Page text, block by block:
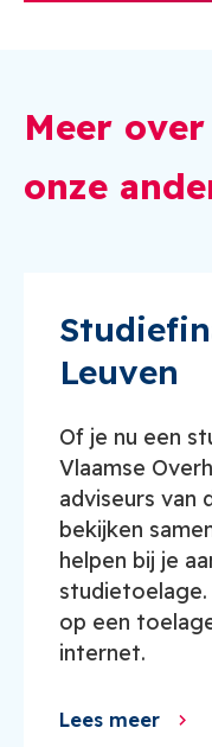
Meer
onze
Leuven
Of je nu een
Vlaamse
adviseurs van
bekijken
helpen bij je
studietoelage.
op een
internet.
Lees meer